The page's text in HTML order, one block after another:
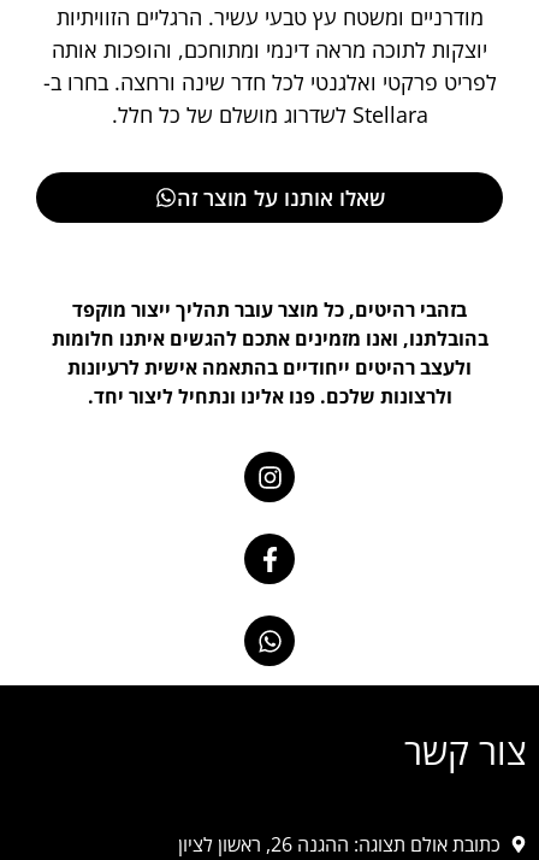
מודרניים ומשטח עץ טבעי עשיר. הרגליים הזוויתיות
יוצקות לתוכה מראה דינמי ומתוחכם, והופכות אותה
לפריט פרקטי ואלגנטי לכל חדר שינה ורחצה. בחרו ב-
Stellara לשדרוג מושלם של כל חלל.
שאלו אותנו על מוצר זה
בזהבי רהיטים, כל מוצר עובר תהליך ייצור מוקפד
בהובלתנו, ואנו מזמינים אתכם להגשים איתנו חלומות
ולעצב רהיטים ייחודיים בהתאמה אישית לרעיונות
ולרצונות שלכם. פנו אלינו ונתחיל ליצור יחד.
צור קשר
כתובת אולם תצוגה: ההגנה 26, ראשון לציון